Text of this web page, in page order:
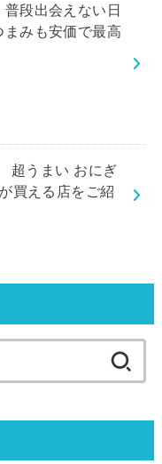
普段出会えない日
みも安価で最高
超うまい おにぎ
買える店をご紹